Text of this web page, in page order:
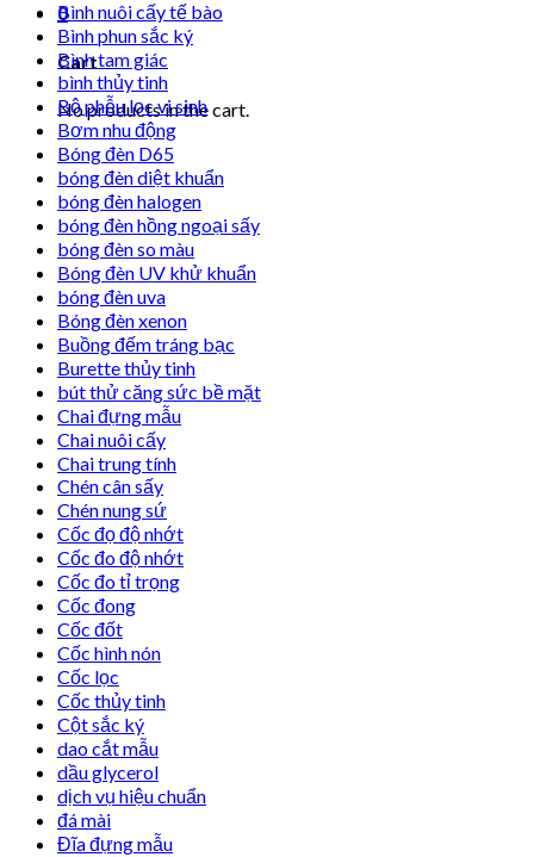
0
Cart
No products in the cart.
Bình nuôi cấy tế bào
Bình phun sắc ký
Bình tam giác
bình thủy tinh
Bộ phễu lọc vi sinh
Bơm nhu động
Bóng đèn D65
bóng đèn diệt khuẩn
bóng đèn halogen
bóng đèn hồng ngoại sấy
bóng đèn so màu
Bóng đèn UV khử khuẩn
bóng đèn uva
Bóng đèn xenon
Buồng đếm tráng bạc
Burette thủy tinh
bút thử căng sức bề mặt
Chai đựng mẫu
Chai nuôi cấy
Chai trung tính
Chén cân sấy
Chén nung sứ
Cốc đọ độ nhớt
Cốc đo độ nhớt
Cốc đo tỉ trọng
Cốc đong
Cốc đốt
Cốc hình nón
Cốc lọc
Cốc thủy tinh
Cột sắc ký
dao cắt mẫu
dầu glycerol
dịch vụ hiệu chuẩn
đá mài
Đĩa đựng mẫu